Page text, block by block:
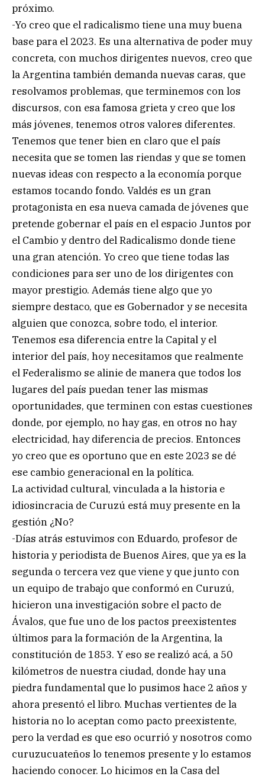
próximo.
-Yo creo que el radicalismo tiene una muy buena
base para el 2023. Es una alternativa de poder muy
concreta, con muchos dirigentes nuevos, creo que
la Argentina también demanda nuevas caras, que
resolvamos problemas, que terminemos con los
discursos, con esa famosa grieta y creo que los
más jóvenes, tenemos otros valores diferentes.
Tenemos que tener bien en claro que el país
necesita que se tomen las riendas y que se tomen
nuevas ideas con respecto a la economía porque
estamos tocando fondo. Valdés es un gran
protagonista en esa nueva camada de jóvenes que
pretende gobernar el país en el espacio Juntos por
el Cambio y dentro del Radicalismo donde tiene
una gran atención. Yo creo que tiene todas las
condiciones para ser uno de los dirigentes con
mayor prestigio. Además tiene algo que yo
siempre destaco, que es Gobernador y se necesita
alguien que conozca, sobre todo, el interior.
Tenemos esa diferencia entre la Capital y el
interior del país, hoy necesitamos que realmente
el Federalismo se alinie de manera que todos los
lugares del país puedan tener las mismas
oportunidades, que terminen con estas cuestiones
donde, por ejemplo, no hay gas, en otros no hay
electricidad, hay diferencia de precios. Entonces
yo creo que es oportuno que en este 2023 se dé
ese cambio generacional en la política.
La actividad cultural, vinculada a la historia e
idiosincracia de Curuzú está muy presente en la
gestión ¿No?
-Días atrás estuvimos con Eduardo, profesor de
historia y periodista de Buenos Aires, que ya es la
segunda o tercera vez que viene y que junto con
un equipo de trabajo que conformó en Curuzú,
hicieron una investigación sobre el pacto de
Ávalos, que fue uno de los pactos preexistentes
últimos para la formación de la Argentina, la
constitución de 1853. Y eso se realizó acá, a 50
kilómetros de nuestra ciudad, donde hay una
piedra fundamental que lo pusimos hace 2 años y
ahora presentó el libro. Muchas vertientes de la
historia no lo aceptan como pacto preexistente,
pero la verdad es que eso ocurrió y nosotros como
curuzucuateños lo tenemos presente y lo estamos
haciendo conocer. Lo hicimos en la Casa del